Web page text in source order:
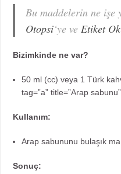
Bu maddelerin ne işe
Otopsi‘ye ve Etiket
Bizimkinde ne var?
50 ml (cc) veya 1 Türk
tag=”a” title=”Arap
Kullanım:
Arap sabununu bulaşık
Sonuç: